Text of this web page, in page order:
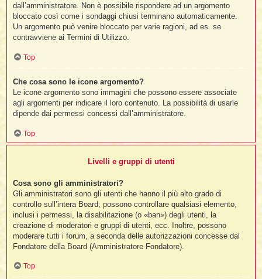
dall’amministratore. Non è possibile rispondere ad un argomento
bloccato così come i sondaggi chiusi terminano automaticamente.
Un argomento può venire bloccato per varie ragioni, ad es. se
contravviene ai Termini di Utilizzo.
Top
Che cosa sono le icone argomento?
Le icone argomento sono immagini che possono essere associate
agli argomenti per indicare il loro contenuto. La possibilità di usarle
dipende dai permessi concessi dall’amministratore.
Top
Livelli e gruppi di utenti
Cosa sono gli amministratori?
Gli amministratori sono gli utenti che hanno il più alto grado di
controllo sull’intera Board; possono controllare qualsiasi elemento,
inclusi i permessi, la disabilitazione (o «ban») degli utenti, la
creazione di moderatori e gruppi di utenti, ecc. Inoltre, possono
moderare tutti i forum, a seconda delle autorizzazioni concesse dal
Fondatore della Board (Amministratore Fondatore).
Top